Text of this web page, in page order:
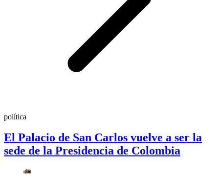
política
El Palacio de San Carlos vuelve a ser la
sede de la Presidencia de Colombia